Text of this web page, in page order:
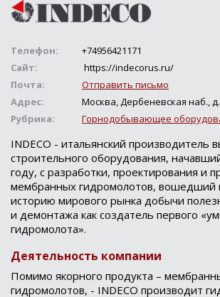
Телефон:
+74956421171
Сайт:
https://indecorus.ru/
Почта:
Отправить письмо
Адрес:
Москва, Дербеневская наб.,
Рубрика:
Горнодобывающее
INDECO - итальянский производитель
строительного оборудования,
году, с разработки, проектирования и
мембранных гидромолотов, вошедший
историю мирового рынка добычи
и демонтажа как создатель первого
гидромолота».
Деятельность компании
Помимо якорного продукта –
гидромолотов, - INDECO производит